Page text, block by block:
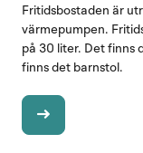
Fritidsbostaden är
värmepumpen.
på 30 liter. Det finns
finns det barnstol.